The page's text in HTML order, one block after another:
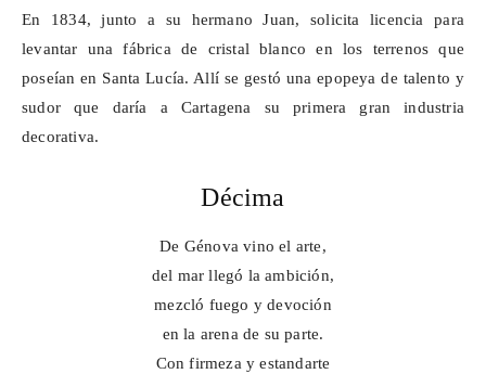
En 1834, junto a su hermano Juan, solicita licencia para
levantar una fábrica de cristal blanco en los terrenos que
poseían en Santa Lucía. Allí se gestó una epopeya de talento y
sudor que daría a Cartagena su primera gran industria
decorativa.
Décima
De Génova vino el arte,
del mar llegó la ambición,
mezcló fuego y devoción
en la arena de su parte.
Con firmeza y estandarte